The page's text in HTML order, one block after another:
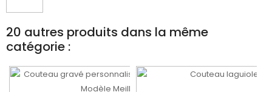
20 autres produits dans la même
catégorie :